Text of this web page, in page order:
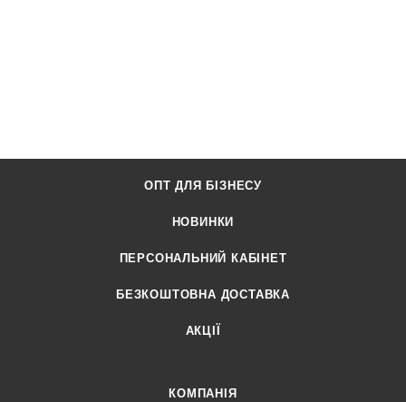
ОПТ ДЛЯ БІЗНЕСУ
НОВИНКИ
ПЕРСОНАЛЬНИЙ КАБІНЕТ
БЕЗКОШТОВНА ДОСТАВКА
АКЦІЇ
КОМПАНІЯ